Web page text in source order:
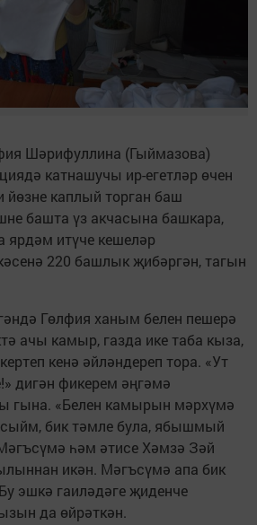
Шәрифуллина (Гыймазова)
катнашучы ир-егетләр өчен
йөзне каплый торган баш
башта үз акчасына башкара,
ярдәм итүче кешеләр
220 башлык җибәргән, тагын
Гөлфия ханым белен пешерә
ачы камыр, газда ике таба кыза,
кенә әйләндереп тора. «Ут
дигән фикерем әңгәмә
«Белен камырын мәрхүмә
бик тәмле була, ябышмый
һәм әтисе Хәмзә Зәй
икән. Мәгъсүмә апа бик
эшкә гаиләдәге җиденче
да өйрәткән.